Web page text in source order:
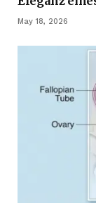
May 18, 2026